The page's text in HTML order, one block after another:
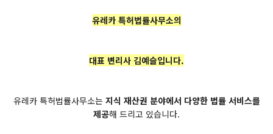
유레카 특허법률사무소의
대표 변리사 김예슬입니다.
유레카 특허법률사무소는 지식 재산권 분야에서 다양한 법률 서비스를
제공해 드리고 있습니다.